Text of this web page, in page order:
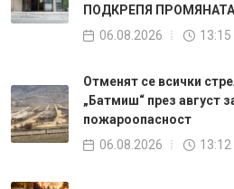
ПОДКРЕПЯ ПРОМЯНАТА
06.08.2026
13:15
Отменят се всички
„Батмиш“ през август
пожароопасност
06.08.2026
13:12